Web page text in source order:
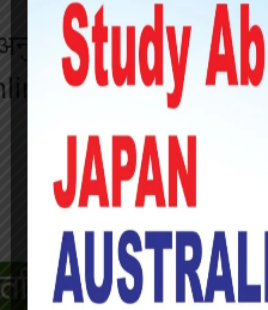
हेलिकप्टर बिहान
Khabar